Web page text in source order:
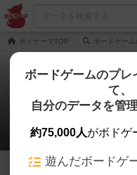
ボドゲーマTOP ボードゲーム
バン！：ドッジ
0件
1
ボードゲームのプレ
て、
自分のデータを管
約75,000人がボドゲ
遊んだボードゲ